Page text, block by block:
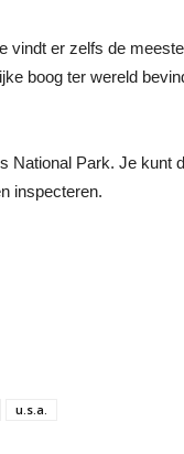
vindt er zelfs de meeste
boog ter wereld
National Park. Je kunt
inspecteren.
u.s.a.